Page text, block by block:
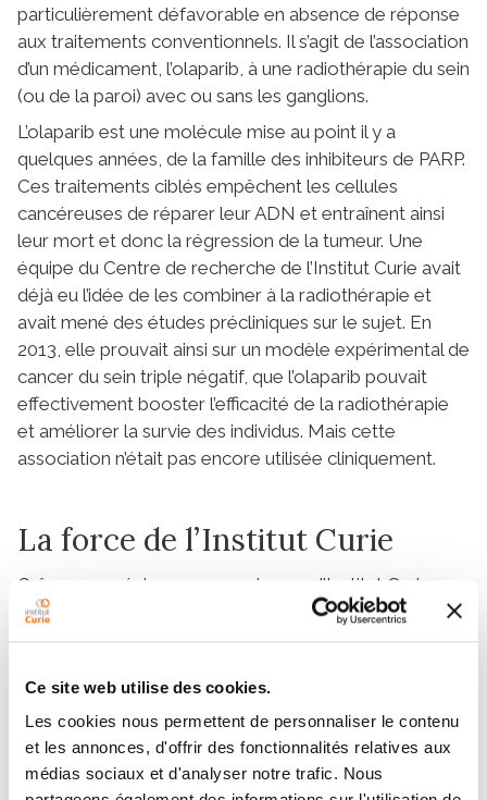
Ce site web utilise des cookies.
Les cookies nous permettent de personnaliser le contenu
et les annonces, d'offrir des fonctionnalités relatives aux
médias sociaux et d'analyser notre trafic. Nous
particulièrement défavorable en absence de réponse
aux traitements conventionnels. Il s’agit de l’association
d’un médicament, l’olaparib, à une radiothérapie du sein
(ou de la paroi) avec ou sans les ganglions.
L’olaparib est une molécule mise au point il y a
quelques années, de la famille des inhibiteurs de PARP.
Ces traitements ciblés empêchent les cellules
cancéreuses de réparer leur ADN et entraînent ainsi
leur mort et donc la régression de la tumeur. Une
équipe du Centre de recherche de l’Institut Curie avait
déjà eu l’idée de les combiner à la radiothérapie et
avait mené des études précliniques sur le sujet. En
2013, elle prouvait ainsi sur un modèle expérimental de
cancer du sein triple négatif, que l’olaparib pouvait
effectivement booster l’efficacité de la radiothérapie
et améliorer la survie des individus. Mais cette
association n’était pas encore utilisée cliniquement.
La force de l’Institut Curie
Grâce aux précieuses synergies que l’Institut Curie
permet entre équipes de recherche et équipes
médicales, la Pre Youlia Kirova a pu appliquer cette
parisien de l’Ensemble hospitalier pour un cancer du
sein triple négatif. À cette étape, elle a apporté la
démonstration qu’à différentes doses d’olaparib, et
jusqu’à s’approcher de la dose thérapeutique